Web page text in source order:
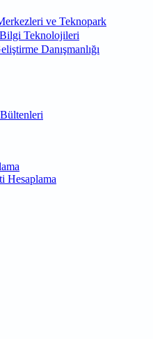
ve Teknopark
Teknolojileri
Danışmanlığı
Hesaplama